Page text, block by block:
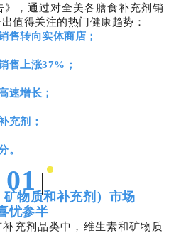
》，通过对全美各膳食补充剂销
值得关注的热门健康趋势：
售转向实体商店；
售上涨37%；
速增长；
充剂；
。
01
物质和补充剂）市场
忧参半
补充剂品类中，维生素和矿物质